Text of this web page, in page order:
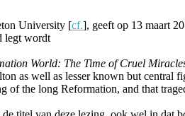
University [cf.], geeft op 13 maart
legt wordt
World: The Time of Cruel
as well as lesser known but
of the long Reformation, and that